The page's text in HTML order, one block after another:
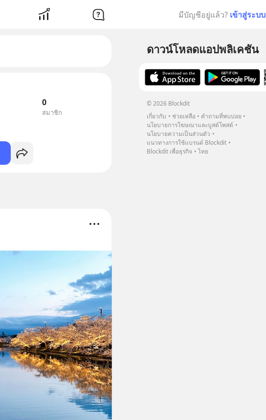
มีบัญชีอยู่แล้ว? เข้าสู่ระบบ
0
สมาชิก
ดาวน์โหลดแอปพลิเคชัน
© 2026 Blockdit
เกี่ยวกับ
ช่วยเหลือ
คำถามที่พบบ่อย
นโยบายการโฆษณาและบูสต์โพสต์
นโยบายความเป็นส่วนตัว
แนวทางการใช้แบรนด์ Blockdit
Blockdit เพื่อธุรกิจ
ไทย